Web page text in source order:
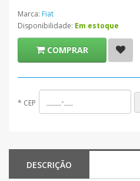
Marca: Fiat
Disponibilidade: Em estoque
COMPRAR
* CEP
DESCRIÇÃO